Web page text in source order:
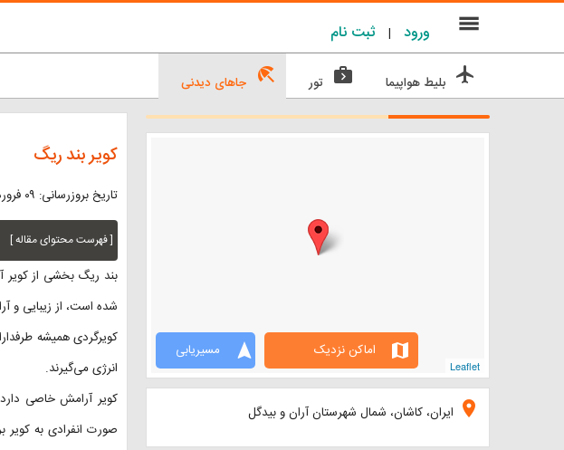
ثبت نام | ورود menu
flight بلیط هواپیما next_week تور beach_access جاهای دیدنی
کویر بند ریگ
تاریخ بروزرسانی: ۰۹ فروردین ۱۴۰۲
[ فهرست محتوای مقاله ]
بند ریگ بخشی از
شده است، از زیبایی و
کویرگردی همیشه
انرژی می‌گیرند.
کویر آرامش خاصی
صورت انفرادی به کویر
Leaflet
navigation مسیریابی map اماکن نزدیک
location_on ایران، کاشان، شمال شهرستان آران و بیدگل